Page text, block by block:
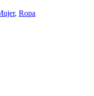
, Ropa